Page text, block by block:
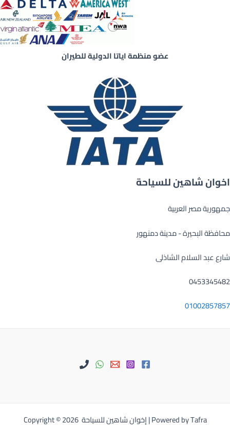
عضو منظمة اياتا الدولية للطيران
اخوان شاهين للسياحة
جمهورية مصر العربية
محافظة البحيرة - مدينة دمنهور
شارع عبد السلام الشاذلى
0453345482
01002857857
Copyright © 2026 إخوان شاهين للسياحة | Powered by Tafra